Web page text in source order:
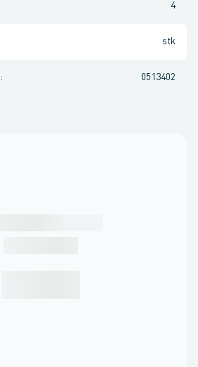
4
stk
: 0513402